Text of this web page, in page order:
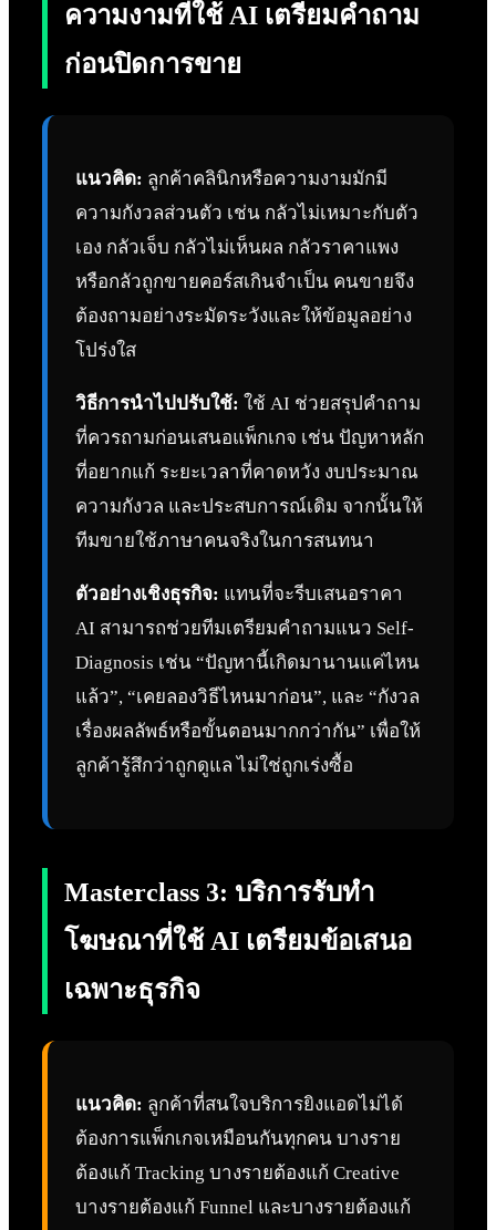
ความงามที่ใช้ AI เตรียมคำถาม
ก่อนปิดการขาย
แนวคิด: ลูกค้าคลินิกหรือความงามมักมี
ความกังวลส่วนตัว เช่น กลัวไม่เหมาะกับตัว
เอง กลัวเจ็บ กลัวไม่เห็นผล กลัวราคาแพง
หรือกลัวถูกขายคอร์สเกินจำเป็น คนขายจึง
ต้องถามอย่างระมัดระวังและให้ข้อมูลอย่าง
โปร่งใส
วิธีการนำไปปรับใช้: ใช้ AI ช่วยสรุปคำถาม
ที่ควรถามก่อนเสนอแพ็กเกจ เช่น ปัญหาหลัก
ที่อยากแก้ ระยะเวลาที่คาดหวัง งบประมาณ
ความกังวล และประสบการณ์เดิม จากนั้นให้
ทีมขายใช้ภาษาคนจริงในการสนทนา
ตัวอย่างเชิงธุรกิจ: แทนที่จะรีบเสนอราคา
AI สามารถช่วยทีมเตรียมคำถามแนว Self-
Diagnosis เช่น “ปัญหานี้เกิดมานานแค่ไหน
แล้ว”, “เคยลองวิธีไหนมาก่อน”, และ “กังวล
เรื่องผลลัพธ์หรือขั้นตอนมากกว่ากัน” เพื่อให้
ลูกค้ารู้สึกว่าถูกดูแล ไม่ใช่ถูกเร่งซื้อ
Masterclass 3: บริการรับทำ
โฆษณาที่ใช้ AI เตรียมข้อเสนอ
เฉพาะธุรกิจ
แนวคิด: ลูกค้าที่สนใจบริการยิงแอดไม่ได้
ต้องการแพ็กเกจเหมือนกันทุกคน บางราย
ต้องแก้ Tracking บางรายต้องแก้ Creative
บางรายต้องแก้ Funnel และบางรายต้องแก้